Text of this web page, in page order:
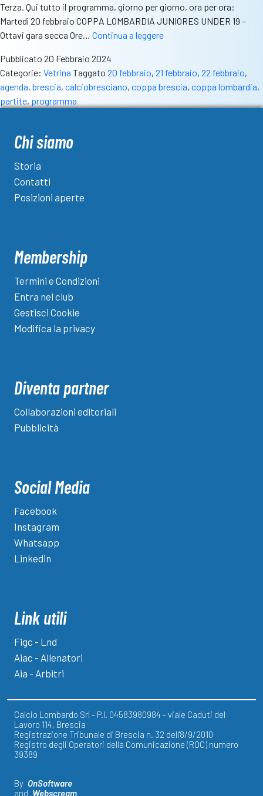
Terza. Qui tutto il programma, giorno per giorno, ora per ora:
Martedì 20 febbraio COPPA LOMBARDIA JUNIORES UNDER 19 –
Ottavi gara secca Ore… Continua a leggereTre
grande
calcio
in
Pubblicato 20 Febbraio 2024
Categorie: Vetrina Taggato 20 febbraio, 21 febbraio, 22 febbraio,
agenda, brescia, calciobresciano, coppa brescia, coppa lombardia,
partite, programma
Chi siamo
Storia
Contatti
Posizioni aperte
Membership
Termini e Condizioni
Entra nel club
Gestisci Cookie
Modifica la privacy
Diventa partner
Collaborazioni editoriali
Pubblicità
Social Media
Facebook
Instagram
Whatsapp
Linkedin
Link utili
Figc - Lnd
Aiac - Allenatori
Aia - Arbitri
Calcio Lombardo Srl - P.I. 04583980984 - viale Caduti del
Lavoro 114, Brescia
Registrazione Tribunale di Brescia n. 32 dell'8/9/2010
Registro degli Operatori della Comunicazione (ROC) numero
39389
By OnSoftware
and Webscream